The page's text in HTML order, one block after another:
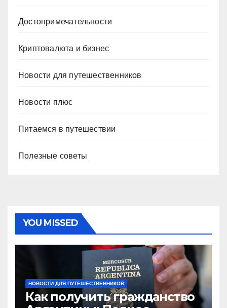
Достопримечательности
Криптовалюта и бизнес
Новости для путешественников
Новости плюс
Питаемся в путешествии
Полезные советы
YOU MISSED
НОВОСТИ ДЛЯ ПУТЕШЕСТВЕННИКОВ
Как получить гражданство